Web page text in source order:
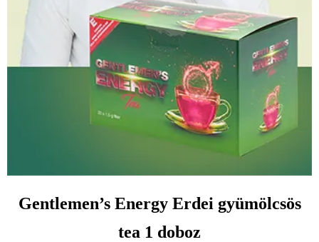
Gentlemen’s Energy Erdei gyümölcsös
tea 1 doboz